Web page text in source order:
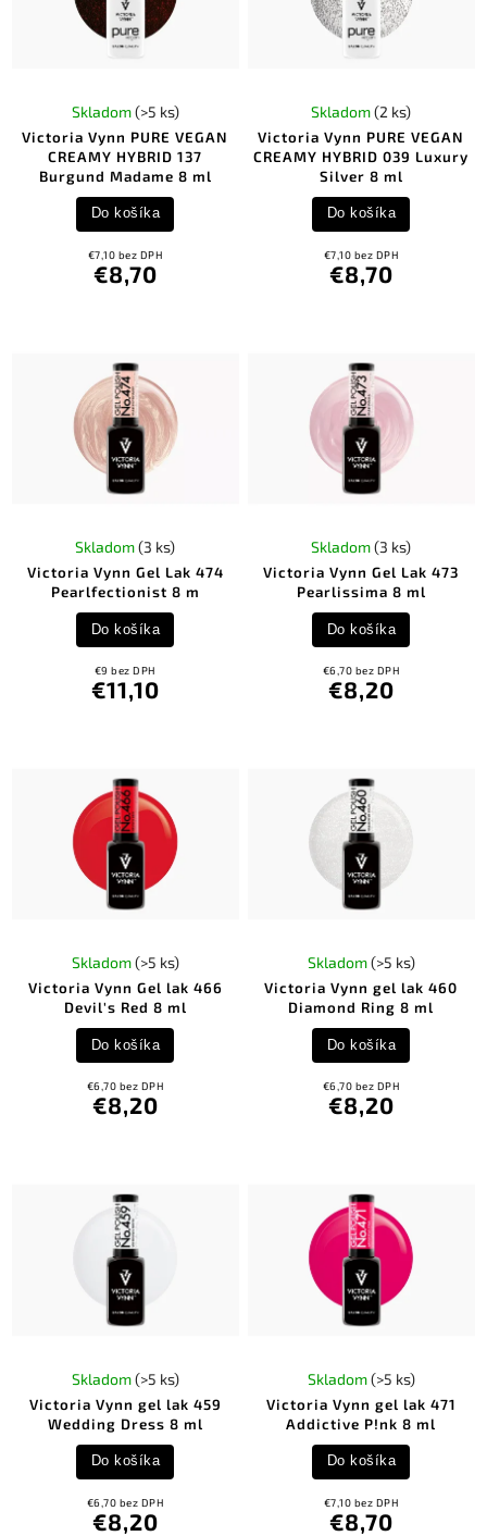
Victoria Vynn PURE VEGAN
CREAMY HYBRID 137
Burgund Madame 8 ml
Skladom(>5 ks)
€7,10 bez DPH
€8,70
Do košíka
Victoria Vynn PURE VEGAN
CREAMY HYBRID 039 Luxury
Silver 8 ml
Skladom(2 ks)
€7,10 bez DPH
€8,70
Do košíka
Victoria Vynn Gel Lak 474
Pearlfectionist 8 m
Skladom(3 ks)
€9 bez DPH
€11,10
Do košíka
Victoria Vynn Gel Lak 473
Pearlissima 8 ml
Skladom(3 ks)
€6,70 bez DPH
€8,20
Do košíka
Victoria Vynn Gel lak 466
Devil's Red 8 ml
Skladom(>5 ks)
€6,70 bez DPH
€8,20
Do košíka
Victoria Vynn gel lak 460
Diamond Ring 8 ml
Skladom(>5 ks)
€6,70 bez DPH
€8,20
Do košíka
Victoria Vynn gel lak 459
Wedding Dress 8 ml
Skladom(>5 ks)
€6,70 bez DPH
€8,20
Do košíka
Victoria Vynn gel lak 471
Addictive P!nk 8 ml
Skladom(>5 ks)
€7,10 bez DPH
€8,70
Do košíka